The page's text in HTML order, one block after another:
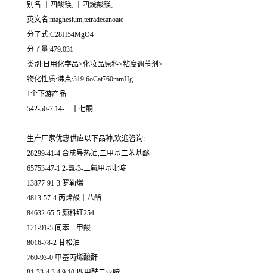
别名:十四酸镁; 十四烷酸镁;
英文名:magnesium,tetradecanoate
分子式:C28H54MgO4
分子量:479.031
类别:日用化学品>化妆品原料>粘度调节剂>
物化性质:沸点:319.6oCat760mmHg
1个下游产品
542-50-7 14-二十七酮
生产厂家优惠供应以下品种,欢迎咨询:
28299-41-4 合成导热油,二甲基二苯基醚
65753-47-1 2-氯-3-三氟甲基吡啶
13877-91-3 罗勒烯
4813-57-4 丙烯酸十八酯
84632-65-5 颜料红254
121-91-5 间苯二甲酸
8016-78-2 甘松油
760-93-0 甲基丙烯酸酐